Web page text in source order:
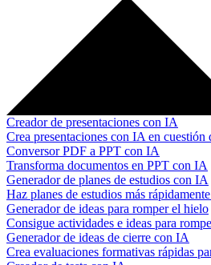
Creador de presentaciones con IA
Crea presentaciones con IA en cuestión
Conversor PDF a PPT con IA
Transforma documentos en PPT con IA
Generador de planes de estudios con IA
Haz planes de estudios más
Generador de ideas para romper el hielo
Consigue actividades e ideas para
Generador de ideas de cierre con IA
Crea evaluaciones formativas rápidas